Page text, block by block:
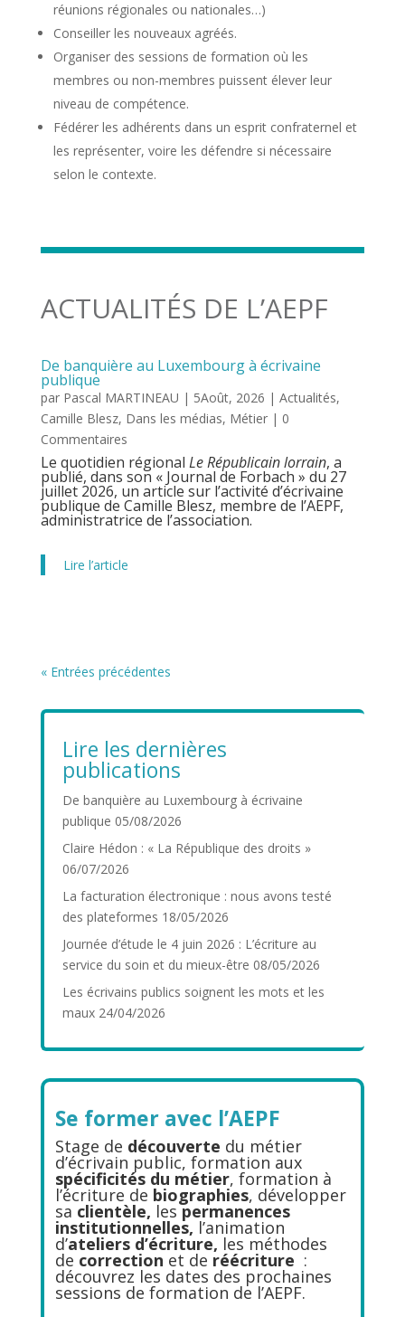
réunions régionales ou nationales…)
Conseiller les nouveaux agréés.
Organiser des sessions de formation où les
membres ou non-membres puissent élever leur
niveau de compétence.
Fédérer les adhérents dans un esprit confraternel et
les représenter, voire les défendre si nécessaire
selon le contexte.
ACTUALITÉS DE L’AEPF
De banquière au Luxembourg à écrivaine
publique
par Pascal MARTINEAU | 5Août, 2026 | Actualités,
Camille Blesz, Dans les médias, Métier| 0
Commentaires
Le quotidien régional Le Républicain lorrain, a
publié, dans son « Journal de Forbach » du 27
juillet 2026, un article sur l’activité d’écrivaine
publique de Camille Blesz, membre de l’AEPF,
administratrice de l’association.
Lire l’article
« Entrées précédentes
Lire les dernières
publications
De banquière au Luxembourg à écrivaine
publique 05/08/2026
Claire Hédon : « La République des droits »
06/07/2026
La facturation électronique : nous avons testé
des plateformes 18/05/2026
Journée d’étude le 4 juin 2026 : L’écriture au
service du soin et du mieux-être 08/05/2026
Les écrivains publics soignent les mots et les
maux 24/04/2026
Se former avec l’AEPF
Stage de découverte du métier
d’écrivain public, formation aux
spécificités du métier, formation à
l’écriture de biographies, développer
sa clientèle, lespermanences
institutionnelles, l’animation
d’ateliers d’écriture, les méthodes
de correction et de réécriture :
découvrez les dates des prochaines
sessions de formation de l’AEPF.